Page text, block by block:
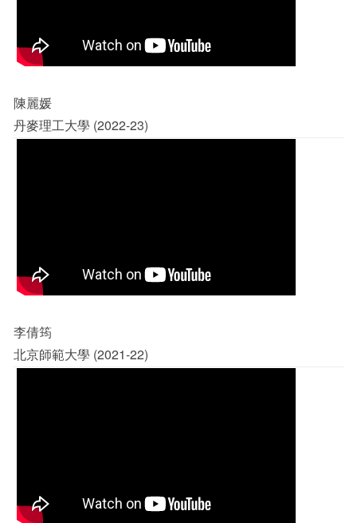
陳麗媛
丹麥理工大學 (2022-23)
李倩筠
北京師範大學 (2021-22)